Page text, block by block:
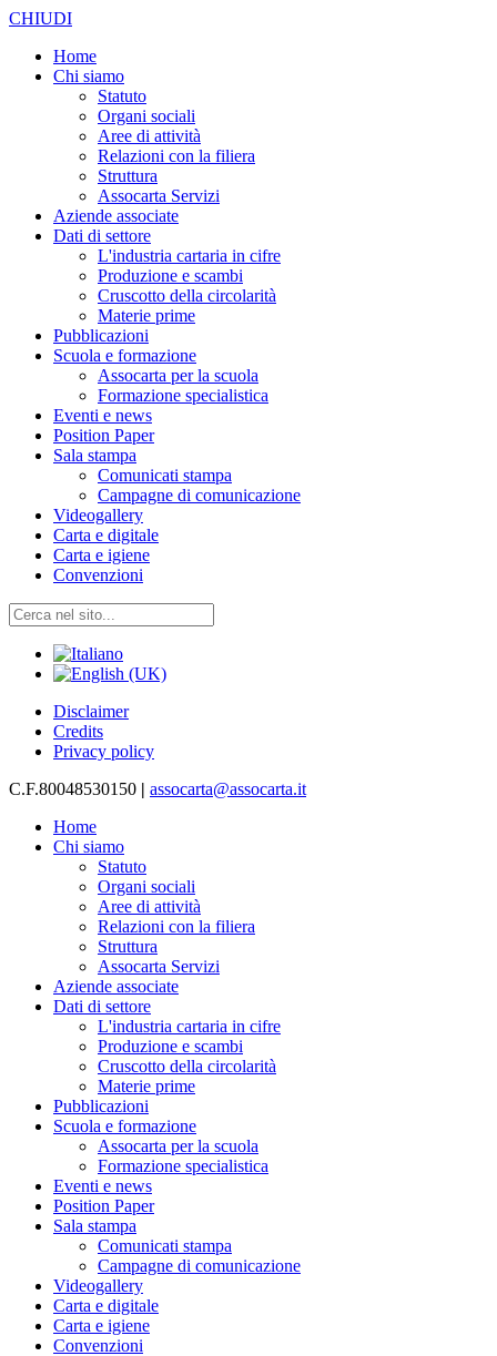
CHIUDI
Home
Chi siamo
Statuto
Organi sociali
Aree di attività
Relazioni con la filiera
Struttura
Assocarta Servizi
Aziende associate
Dati di settore
L'industria cartaria in cifre
Produzione e scambi
Cruscotto della circolarità
Materie prime
Pubblicazioni
Scuola e formazione
Assocarta per la scuola
Formazione specialistica
Eventi e news
Position Paper
Sala stampa
Comunicati stampa
Campagne di comunicazione
Videogallery
Carta e digitale
Carta e igiene
Convenzioni
Disclaimer
Credits
Privacy policy
C.F.80048530150 | assocarta@assocarta.it
Home
Chi siamo
Statuto
Organi sociali
Aree di attività
Relazioni con la filiera
Struttura
Assocarta Servizi
Aziende associate
Dati di settore
L'industria cartaria in cifre
Produzione e scambi
Cruscotto della circolarità
Materie prime
Pubblicazioni
Scuola e formazione
Assocarta per la scuola
Formazione specialistica
Eventi e news
Position Paper
Sala stampa
Comunicati stampa
Campagne di comunicazione
Videogallery
Carta e digitale
Carta e igiene
Convenzioni